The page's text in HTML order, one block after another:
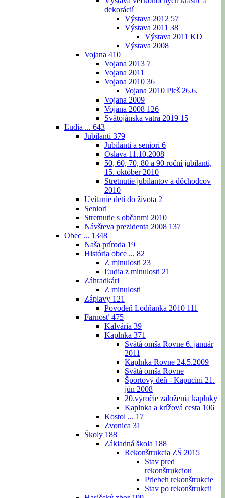
dekorácií
Výstava 2012 57
Výstava 2011 38
Výstava 2011 KD
Výstava 2008
Vojana 410
Vojana 2013 7
Vojana 2011
Vojana 2010 36
Vojana 2010 Pleš 26.6.
Vojana 2009
Vojana 2008 126
Svätojánska vatra 2019 15
Ľudia ... 643
Jubilanti 379
Jubilanti a seniori 6
Oslava 11.10.2008
50, 60, 70, 80 a 90 roční jubilanti,
15. október 2010
Stretnutie jubilantov a dôchodcov
2010
Uvítanie detí do života 2
Seniori
Stretnutie s občanmi 2010
Návšteva prezidenta 2008 137
Obec ... 1348
Naša príroda 19
História obce ... 82
Z minulosti 23
Ľudia z minulosti 21
Záhradkári
Z minulosti
Záplavy 121
Povodeň Lodňanka 2010 111
Farnosť 475
Kalvária 39
Kaplnka 371
Svätá omša Rovne 6. január
2011
Kaplnka Rovne 24.5.2009
Svätá omša Rovne
Športový deň - Kapucíni 21.
jún 2008
20.výročie založenia kaplnky
Kaplnka a krížová cesta 106
Kostol ... 17
Zvonica 31
Školy 188
Základná škola 188
Rekonštrukcia ZŠ 2015
Stav pred
rekonštrukciou
Priebeh rekonštrukcie
Stav po rekonštrukcii